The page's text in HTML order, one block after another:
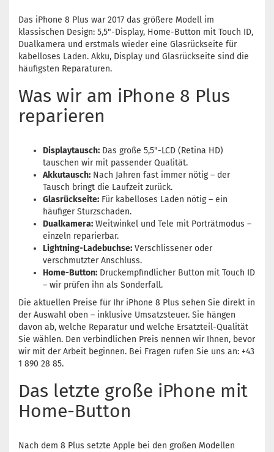
Das iPhone 8 Plus war 2017 das größere Modell im
klassischen Design: 5,5"-Display, Home-Button mit Touch ID,
Dualkamera und erstmals wieder eine Glasrückseite für
kabelloses Laden. Akku, Display und Glasrückseite sind die
häufigsten Reparaturen.
Was wir am iPhone 8 Plus
reparieren
Displaytausch: Das große 5,5"-LCD (Retina HD)
tauschen wir mit passender Qualität.
Akkutausch: Nach Jahren fast immer nötig – der
Tausch bringt die Laufzeit zurück.
Glasrückseite: Für kabelloses Laden nötig – ein
häufiger Sturzschaden.
Dualkamera: Weitwinkel und Tele mit Porträtmodus –
einzeln reparierbar.
Lightning-Ladebuchse: Verschlissener oder
verschmutzter Anschluss.
Home-Button: Druckempfindlicher Button mit Touch ID
– wir prüfen ihn als Sonderfall.
Die aktuellen Preise für Ihr iPhone 8 Plus sehen Sie direkt in
der Auswahl oben – inklusive Umsatzsteuer. Sie hängen
davon ab, welche Reparatur und welche Ersatzteil-Qualität
Sie wählen. Den verbindlichen Preis nennen wir Ihnen, bevor
wir mit der Arbeit beginnen. Bei Fragen rufen Sie uns an: +43
1 890 28 85.
Das letzte große iPhone mit
Home-Button
Nach dem 8 Plus setzte Apple bei den großen Modellen